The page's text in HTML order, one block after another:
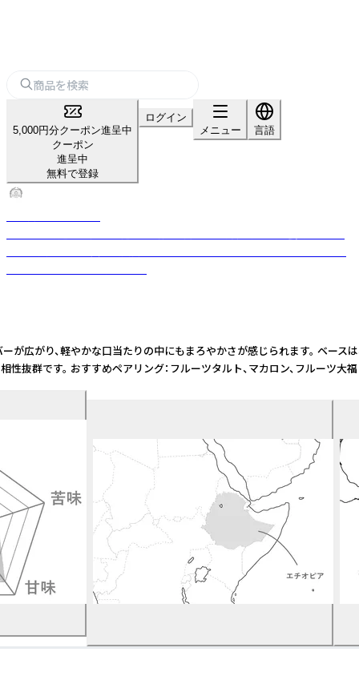
5,000円分クーポン進呈中
クーポン
進呈中
無料で登録
ログイン
メニュー
言語
り、軽やかな口当たりの中にもまろやかさが感じられます。 ベ
です。 おすすめペアリング：フルーツタルト、マカロン、フルーツ